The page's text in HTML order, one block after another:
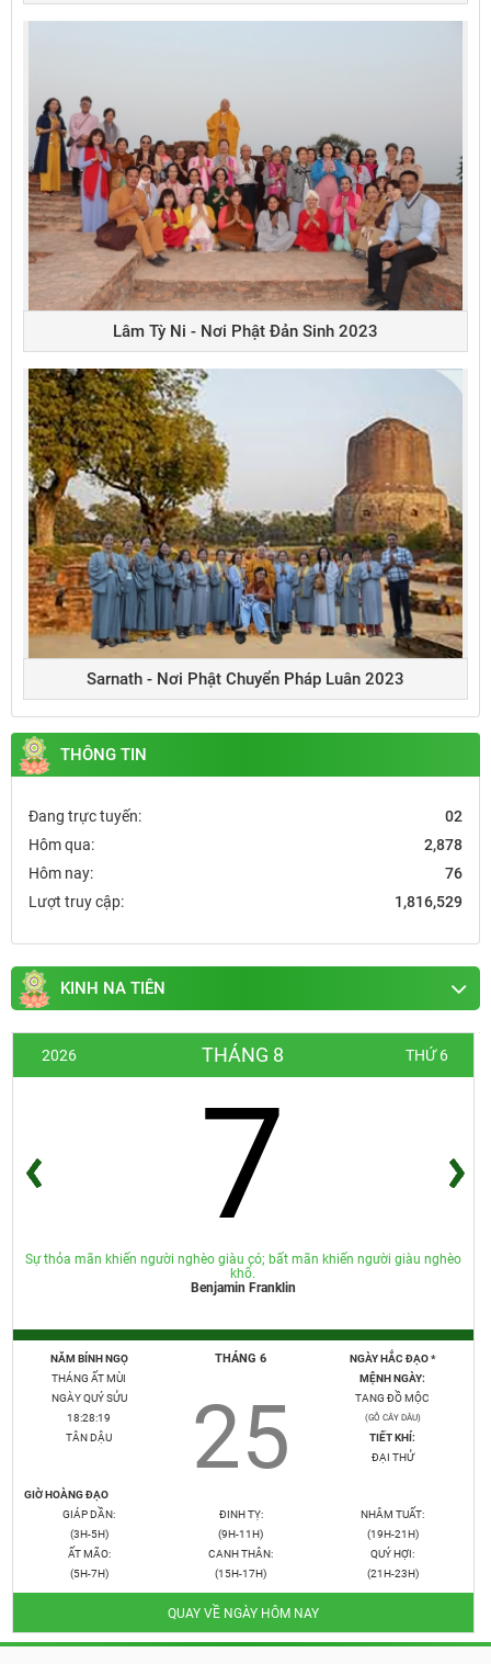
Lâm Tỳ Ni - Nơi Phật Đản Sinh 2023
Sarnath - Nơi Phật Chuyển Pháp Luân 2023
THÔNG TIN
Đang trực tuyến:
02
Hôm qua:
2,878
Hôm nay:
76
Lượt truy cập:
1,816,529
KINH NA TIÊN
2026 THÁNG 8 THỨ 6
7
Sự thỏa mãn khiến người nghèo giàu có; bất mãn khiến người giàu nghèo
khổ.
Benjamin Franklin
NĂM BÍNH NGỌ
THÁNG ẤT MÙI
NGÀY QUÝ SỬU
18:28:21
TÂN DẬU
THÁNG 6
25
NGÀY HẮC ĐẠO *
MỆNH NGÀY:
TANG ĐỒ MỘC
(GỖ CÂY DÂU)
TIẾT KHÍ:
ĐẠI THỬ
GIỜ HOÀNG ĐẠO
GIÁP DẦN:
(3H-5H)
ẤT MÃO:
(5H-7H)
ĐINH TỴ:
(9H-11H)
CANH THÂN:
(15H-17H)
NHÂM TUẤT:
(19H-21H)
QUÝ HỢI:
(21H-23H)
QUAY VỀ NGÀY HÔM NAY